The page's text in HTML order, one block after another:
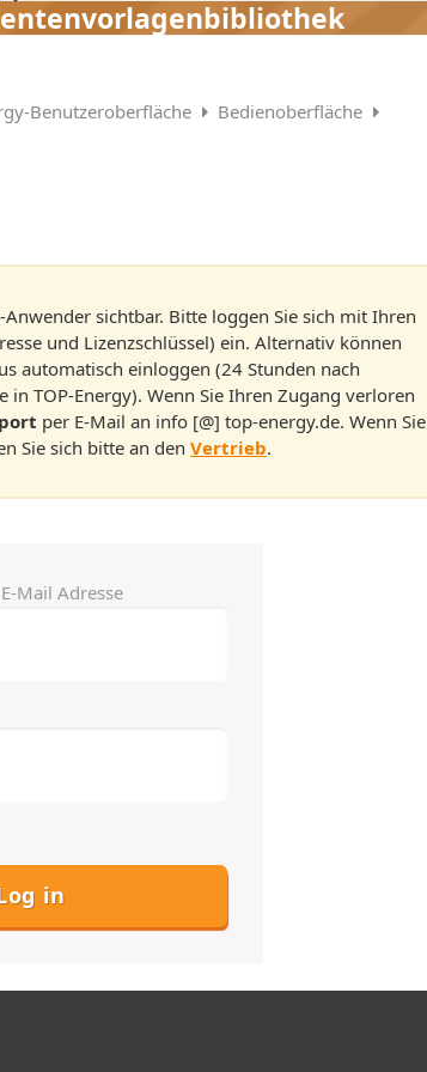
Benutzeroberfläche
Bedienoberfläche
sichtbar. Bitte loggen Sie sich mit Ihren
und Lizenzschlüssel) ein. Alternativ können
automatisch einloggen (24 Stunden nach
in TOP-Energy). Wenn Sie Ihren Zugang verloren
per E-Mail an info [@] top-energy.de. Wenn Sie
Sie sich bitte an den Vertrieb.
Mail Adresse